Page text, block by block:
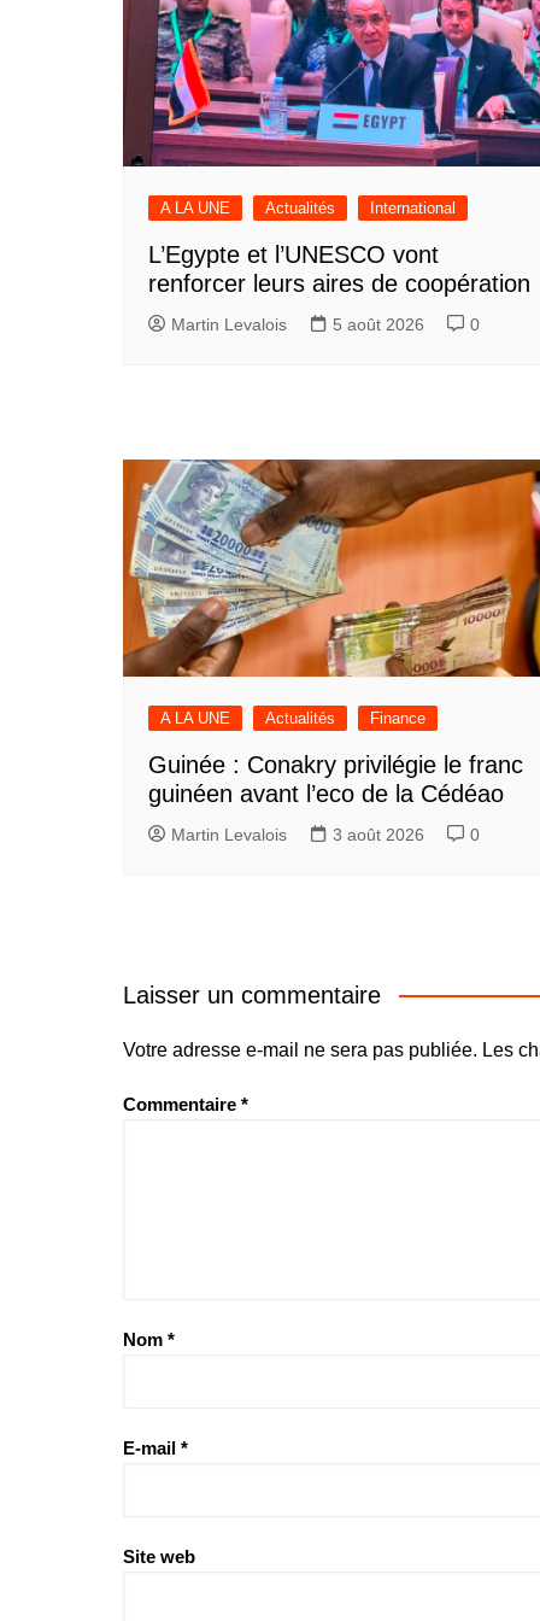
A LA UNE Actualités International
L’Egypte et l’UNESCO vont
renforcer leurs aires de coopération
Martin Levalois 5 août 2026 0
A LA UNE Actualités Finance
Guinée : Conakry privilégie le franc
guinéen avant l’eco de la Cédéao
Martin Levalois 3 août 2026 0
Laisser un commentaire
Votre adresse e-mail ne sera pas publiée. Les
Commentaire *
Nom *
E-mail *
Site web